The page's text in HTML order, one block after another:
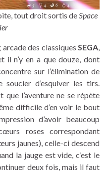
tout droit sortis deSpace
des classiques SEGA,
il n’y en a que douze, dont
sur l’élimination de
d’esquiver les tirs.
que l’aventure ne se répète
difficile d’en voir le bout
d’avoir beaucoup
roses correspondant
jaunes), celle-ci descend
la jauge est vide, c’est le
deux fois, mais il faut